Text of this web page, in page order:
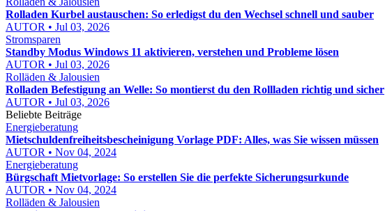
Rolladen Kurbel austauschen: So erledigst du den Wechsel schnell und sauber
AUTOR • Jul 03, 2026
Stromsparen
Standby Modus Windows 11 aktivieren, verstehen und Probleme lösen
AUTOR • Jul 03, 2026
Rolläden & Jalousien
Rolladen Befestigung an Welle: So montierst du den Rollladen richtig und sicher
AUTOR • Jul 03, 2026
Beliebte Beiträge
Energieberatung
Mietschuldenfreiheitsbescheinigung Vorlage PDF: Alles, was Sie wissen müssen
AUTOR • Nov 04, 2024
Energieberatung
Bürgschaft Mietvorlage: So erstellen Sie die perfekte Sicherungsurkunde
AUTOR • Nov 04, 2024
Rolläden & Jalousien